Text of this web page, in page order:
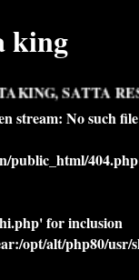
king
SATTA
stream: No such file
public_html/404.php
for inclusion
opt/alt/php80/